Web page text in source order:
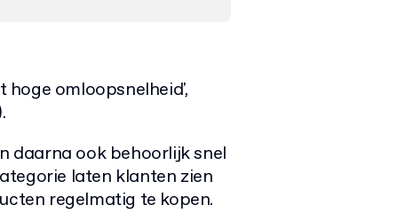
hoge omloopsnelheid',
daarna ook behoorlijk snel
laten klanten zien
regelmatig te kopen.